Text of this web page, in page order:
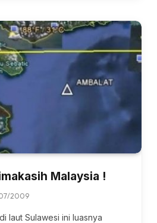
Malaysia !
2009
laut Sulawesi ini luasnya